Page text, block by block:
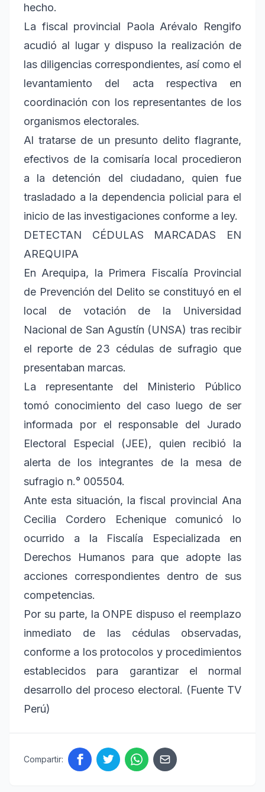
hecho.
La fiscal provincial Paola Arévalo Rengifo
acudió al lugar y dispuso la realización de
las diligencias correspondientes, así como el
levantamiento del acta respectiva en
coordinación con los representantes de los
organismos electorales.
Al tratarse de un presunto delito flagrante,
efectivos de la comisaría local procedieron
a la detención del ciudadano, quien fue
trasladado a la dependencia policial para el
inicio de las investigaciones conforme a ley.
DETECTAN CÉDULAS MARCADAS EN
AREQUIPA
En Arequipa, la Primera Fiscalía Provincial
de Prevención del Delito se constituyó en el
local de votación de la Universidad
Nacional de San Agustín (UNSA) tras recibir
el reporte de 23 cédulas de sufragio que
presentaban marcas.
La representante del Ministerio Público
tomó conocimiento del caso luego de ser
informada por el responsable del Jurado
Electoral Especial (JEE), quien recibió la
alerta de los integrantes de la mesa de
sufragio n.° 005504.
Ante esta situación, la fiscal provincial Ana
Cecilia Cordero Echenique comunicó lo
ocurrido a la Fiscalía Especializada en
Derechos Humanos para que adopte las
acciones correspondientes dentro de sus
competencias.
Por su parte, la ONPE dispuso el reemplazo
inmediato de las cédulas observadas,
conforme a los protocolos y procedimientos
establecidos para garantizar el normal
desarrollo del proceso electoral. (Fuente TV
Perú)
Compartir: